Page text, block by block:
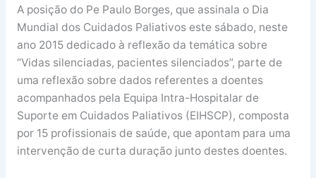
A posição do Pe Paulo Borges, que assinala o Dia
Mundial dos Cuidados Paliativos este sábado, neste
ano 2015 dedicado à reflexão da temática sobre
“Vidas silenciadas, pacientes silenciados”, parte de
uma reflexão sobre dados referentes a doentes
acompanhados pela Equipa Intra-Hospitalar de
Suporte em Cuidados Paliativos (EIHSCP), composta
por 15 profissionais de saúde, que apontam para uma
intervenção de curta duração junto destes doentes.